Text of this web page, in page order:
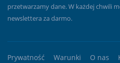
przetwarzamy dane. W każdej chwili
newslettera za darmo.
Prywatność Warunki O nas